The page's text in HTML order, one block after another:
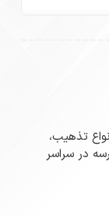
تذهیب،
در سراسر